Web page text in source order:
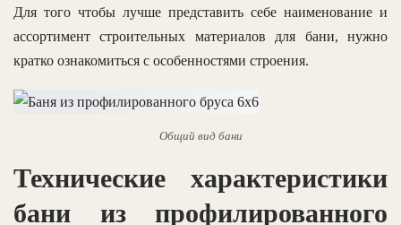
Для того чтобы лучше представить себе наименование и
ассортимент строительных материалов для бани, нужно
кратко ознакомиться с особенностями строения.
Общий вид бани
Технические характеристики
бани из профилированного